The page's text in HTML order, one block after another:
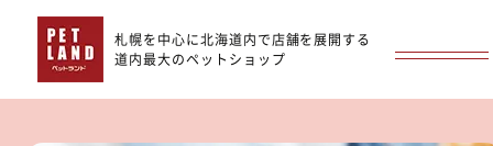
札幌を中心に北海道内で店舗を展開する
道内最大のペットショップ